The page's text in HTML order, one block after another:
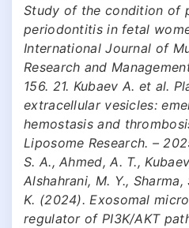
Study of the condition of
periodontitis in fetal
International Journal of
Research and
156. 21. Kubaev A. et al.
extracellular vesicles:
hemostasis and
Liposome Research. –
S. A., Ahmed, A. T.,
Alshahrani, M. Y.,
K. (2024). Exosomal
regulator of PI3K/AKT